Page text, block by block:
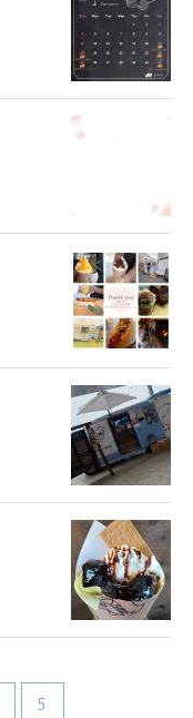
5
せ